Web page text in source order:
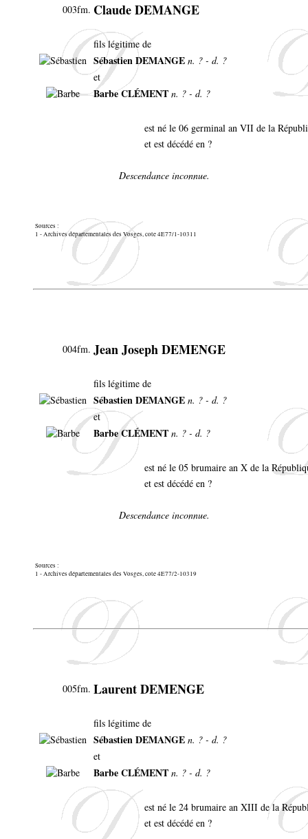
003fm. Claude DEMANGE
fils légitime de
Sébastien DEMANGE n. ? - d. ?
et
Barbe CLÉMENT n. ? - d. ?
est né le 06 germinal an VII de la
et est décédé en ?
Descendance inconnue.
Sources :
1 - Archives départementales des Vosges, cote 4E77/1-10311
004fm. Jean Joseph DEMENGE
fils légitime de
Sébastien DEMANGE n. ? - d. ?
et
Barbe CLÉMENT n. ? - d. ?
est né le 05 brumaire an X de la
et est décédé en ?
Descendance inconnue.
Sources :
1 - Archives départementales des Vosges, cote 4E77/2-10319
005fm. Laurent DEMENGE
fils légitime de
Sébastien DEMANGE n. ? - d. ?
et
Barbe CLÉMENT n. ? - d. ?
est né le 24 brumaire an XIII de la
et est décédé en ?